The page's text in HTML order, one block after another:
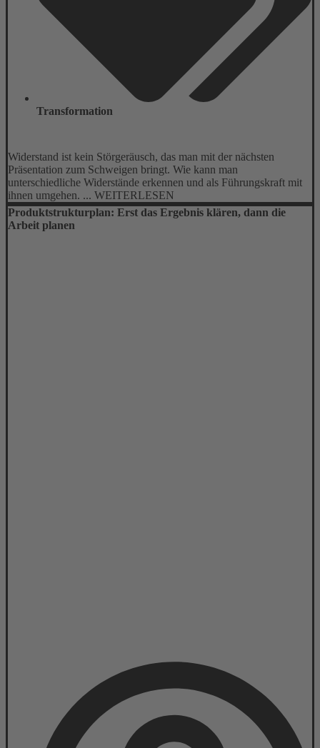
Transformation
Widerstand ist kein Störgeräusch, das man mit der nächsten
Präsentation zum Schweigen bringt. Wie kann man
unterschiedliche Widerstände erkennen und als Führungskraft mit
ihnen umgehen. ... WEITERLESEN
Produktstrukturplan: Erst das Ergebnis klären, dann die
Arbeit planen